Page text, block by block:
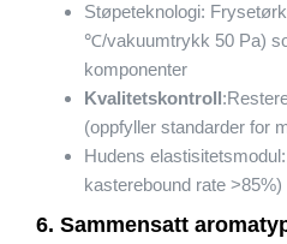
Støpeteknologi:
℃/vakuumtrykk 50 Pa)
komponenter
Kvalitetskontroll
(oppfyller standarder for
Hudens
kasterebound rate >85%)
6. Sammensatt